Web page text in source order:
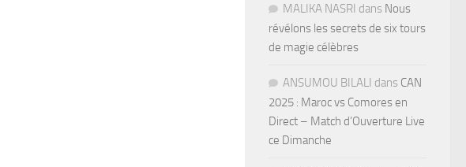
MALIKA NASRI dans Nous
révélons les secrets de six tours
de magie célèbres
ANSUMOU BILALI dans CAN
2025 : Maroc vs Comores en
Direct – Match d’Ouverture Live
ce Dimanche